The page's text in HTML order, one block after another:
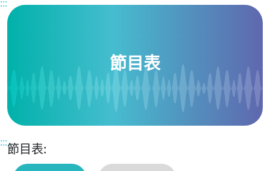
:::
節目表
:::節目表: